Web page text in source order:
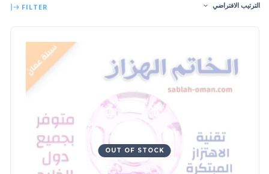
الترتيب الافتراضي FILTER
OUT OF STOCK